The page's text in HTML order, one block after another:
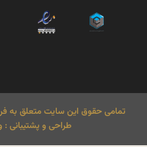
تمامی حقوق این سایت متعلق به
طراحی و پشتیبانی :